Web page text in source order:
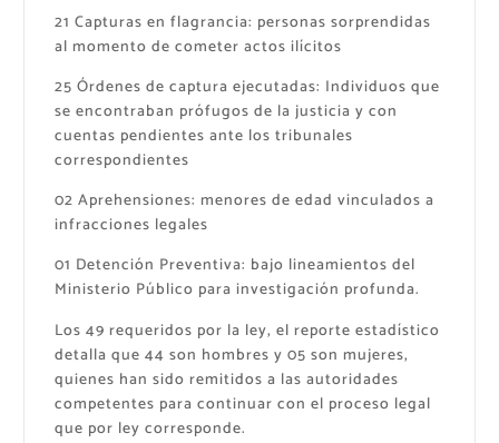
​21 Capturas en flagrancia: personas sorprendidas
al momento de cometer actos ilícitos
​25 Órdenes de captura ejecutadas: Individuos que
se encontraban prófugos de la justicia y con
cuentas pendientes ante los tribunales
correspondientes
​02 Aprehensiones: menores de edad vinculados a
infracciones legales
​01 Detención Preventiva: bajo lineamientos del
Ministerio Público para investigación profunda.
​Los 49 requeridos por la ley, el reporte estadístico
detalla que 44 son hombres y 05 son mujeres,
quienes han sido remitidos a las autoridades
competentes para continuar con el proceso legal
que por ley corresponde.